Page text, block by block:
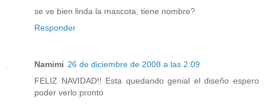
se ve bien linda la mascota, tiene nombre?
Responder
Namimi 26 de diciembre de 2008 a las 2:09
FELIZ NAVIDAD!! Esta quedando genial el diseño espero
poder verlo pronto